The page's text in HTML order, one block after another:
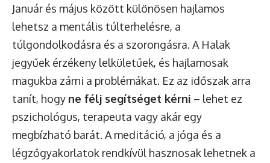
Január és május között különösen hajlamos
lehetsz a mentális túlterhelésre, a
túlgondolkodásra és a szorongásra. A Halak
jegyűek érzékeny lelkületűek, és hajlamosak
magukba zárni a problémákat. Ez az időszak arra
tanít, hogy ne félj segítséget kérni – lehet ez
pszichológus, terapeuta vagy akár egy
megbízható barát. A meditáció, a jóga és a
légzőgyakorlatok rendkívül hasznosak lehetnek a